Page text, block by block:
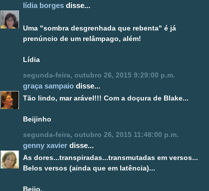
lídia borges disse...
Uma "sombra desgrenhada que rebenta" é já
prenúncio de um relâmpago, além!
Lídia
segunda-feira, outubro 26, 2015 9:29:00 p.m.
graça sampaio disse...
Tão lindo, mar arável!!! Com a doçura de Blake...
Beijinho
segunda-feira, outubro 26, 2015 11:48:00 p.m.
genny xavier disse...
As dores...transpiradas...transmutadas em versos...
Belos versos (ainda que em latência)...
Beijo.